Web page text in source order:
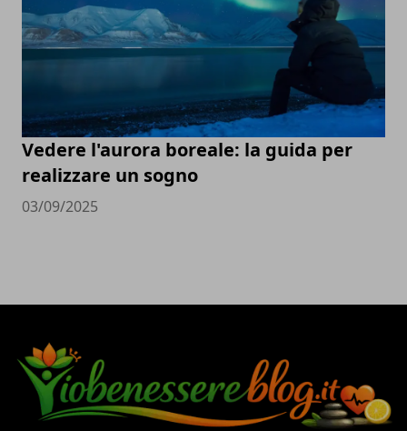
Vedere l'aurora boreale: la guida per
realizzare un sogno
03/09/2025